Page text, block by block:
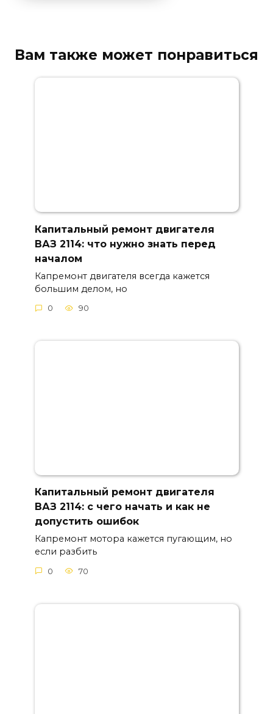
Вам также может понравиться
Капитальный ремонт двигателя
ВАЗ 2114: что нужно знать перед
началом
Капремонт двигателя всегда кажется
большим делом, но
0 90
Капитальный ремонт двигателя
ВАЗ 2114: с чего начать и как не
допустить ошибок
Капремонт мотора кажется пугающим, но
если разбить
0 70